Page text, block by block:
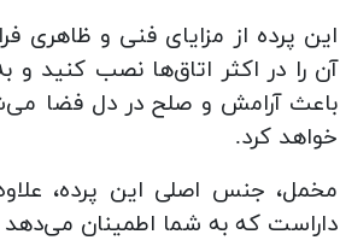
این پرده از مزایای فنی و ظاهری
آن را در اکثر اتاق‌ها نصب کنید
باعث آرامش و صلح در دل فضا
خواهد کرد.
مخمل، جنس اصلی این پرده،
داراست که به شما اطمینان می‌دهد